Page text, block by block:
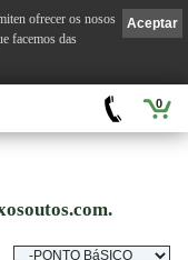
0
Aceptar
ofrecer os nosos
facemos das